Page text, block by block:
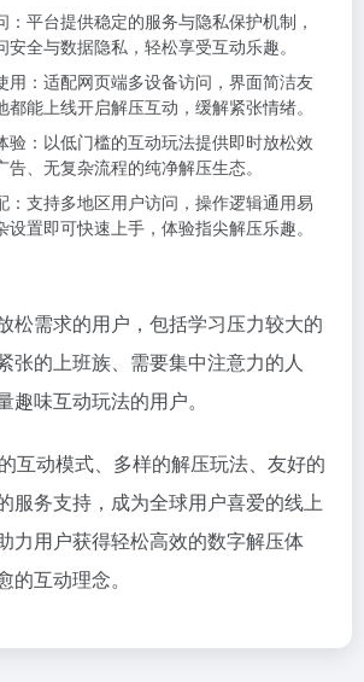
：平台提供稳定的服务与隐私保护机制，
安全与数据隐私，轻松享受互动乐趣。
用：适配网页端多设备访问，界面简洁友
都能上线开启解压互动，缓解紧张情绪。
验：以低门槛的互动玩法提供即时放松效
告、无复杂流程的纯净解压生态。
：支持多地区用户访问，操作逻辑通用易
设置即可快速上手，体验指尖解压乐趣。
松需求的用户，包括学习压力较大的
张的上班族、需要集中注意力的人
趣味互动玩法的用户。
互动模式、多样的解压玩法、友好的
服务支持，成为全球用户喜爱的线上
力用户获得轻松高效的数字解压体
的互动理念。